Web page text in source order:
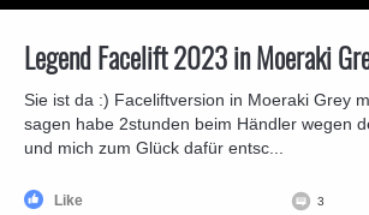
Legend Facelift 2023 in Moeraki
Sie ist da :) Faceliftversion in Moeraki Grey
sagen habe 2stunden beim Händler wegen
und mich zum Glück dafür entsc...
Like 3